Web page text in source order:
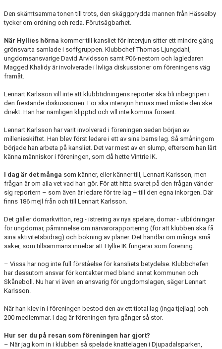
Den skämtsamma tonen till trots, den skäggprydda mannen från Hässelby
tycker om ordning och reda. Förutsägbarhet.
När Hyllies hörna kommer till kansliet för intervjun sitter ett mindre gäng
grönsvarta samlade i soffgruppen. Klubbchef Thomas Ljungdahl,
ungdomsansvarige David Arvidsson samt P06-nestorn och lagledaren
Magged Khalidy är involverade i livliga diskussioner om föreningens väg
framåt.
Lennart Karlsson vill inte att klubbtidningens reporter ska bli inbegripen i
den frestande diskussionen. För ska intervjun hinnas med måste den ske
direkt. Han har nämligen klipptid och vill inte komma försent.
Lennart Karlsson har varit involverad i föreningen sedan början av
millenieskiftet. Han blev först ledare i ett av sina barns lag. Så småningom
började han arbeta på kansliet. Det var mest av en slump, eftersom han lärt
känna människor i föreningen, som då hette Vintrie IK.
I dag är det många som känner, eller känner till, Lennart Karlsson, men
frågan är om alla vet vad han gör. För att hitta svaret på den frågan vänder
sig reportern – som även är ledare för tre lag – till den egna inkorgen. Där
finns 186 mejl från och till Lennart Karlsson.
Det gäller domarkvitton, reg - istrering av nya spelare, domar - utbildningar
för ungdomar, påminnelse om närvarorapportering (för att klubben ska få
sina aktivitetsbidrag) och bokning av planer. Det handlar om många små
saker, som tillsammans innebär att Hyllie IK fungerar som förening.
– Vissa har nog inte full förståelse för kansliets betydelse. Klubbchefen
har dessutom ansvar för kontakter med bland annat kommunen och
Skåneboll. Nu har vi även en ansvarig för ungdomslagen, säger Lennart
Karlsson.
När han klev in i föreningen bestod den av ett tiotal lag (inga tjejlag) och
200 medlemmar. I dag är föreningen fyra gånger så stor.
Hur ser du på resan som föreningen har gjort?
– När jag kom in i klubben så spelade knattelagen i Djupadalsparken,